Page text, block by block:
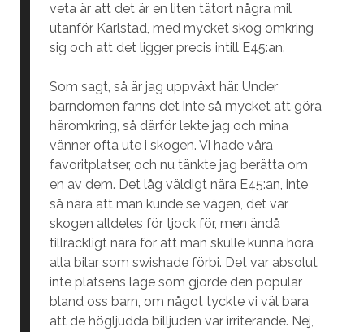
veta är att det är en liten tätort några mil
utanför Karlstad, med mycket skog omkring
sig och att det ligger precis intill E45:an.
Som sagt, så är jag uppväxt här. Under
barndomen fanns det inte så mycket att göra
häromkring, så därför lekte jag och mina
vänner ofta ute i skogen. Vi hade våra
favoritplatser, och nu tänkte jag berätta om
en av dem. Det låg väldigt nära E45:an, inte
så nära att man kunde se vägen, det var
skogen alldeles för tjock för, men ändå
tillräckligt nära för att man skulle kunna höra
alla bilar som swishade förbi. Det var absolut
inte platsens läge som gjorde den populär
bland oss barn, om något tyckte vi väl bara
att de högljudda billjuden var irriterande. Nej,